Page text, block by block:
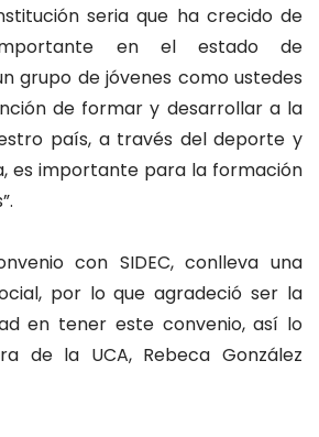
seria que ha crecido de
en el estado de
grupo de jóvenes como ustedes
de formar y desarrollar a la
país, a través del deporte y
es importante para la formación
con SIDEC, conlleva una
por lo que agradeció ser la
en tener este convenio, así lo
de la UCA, Rebeca González